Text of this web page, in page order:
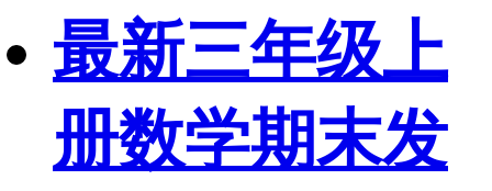
最新三年级上
册数学期末发